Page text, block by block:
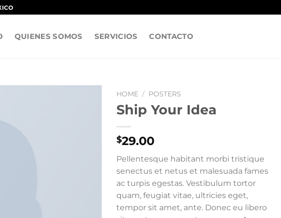
QUIENES SOMOS SERVICIOS CONTACTO
HOME / POSTERS
Ship Your Idea
$29.00
Pellentesque habitant morbi tristique
senectus et netus et malesuada fames
ac turpis egestas. Vestibulum tortor
quam, feugiat vitae, ultricies eget,
tempor sit amet, ante. Donec eu libero